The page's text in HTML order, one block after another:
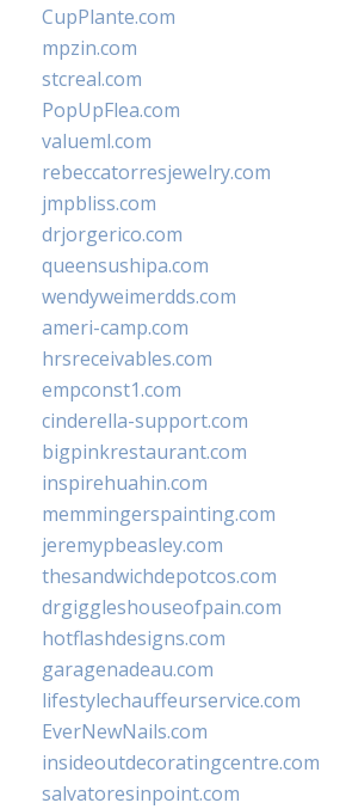
CupPlante.com
mpzin.com
stcreal.com
PopUpFlea.com
valueml.com
rebeccatorresjewelry.com
jmpbliss.com
drjorgerico.com
queensushipa.com
wendyweimerdds.com
ameri-camp.com
hrsreceivables.com
empconst1.com
cinderella-support.com
bigpinkrestaurant.com
inspirehuahin.com
memmingerspainting.com
jeremypbeasley.com
thesandwichdepotcos.com
drgiggleshouseofpain.com
hotflashdesigns.com
garagenadeau.com
lifestylechauffeurservice.com
EverNewNails.com
insideoutdecoratingcentre.com
salvatoresinpoint.com